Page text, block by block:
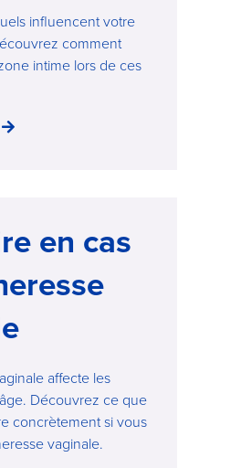
influencent votre
comment
intime lors de ces
en cas
affecte les
Découvrez ce que
concrètement si vous
vaginale.